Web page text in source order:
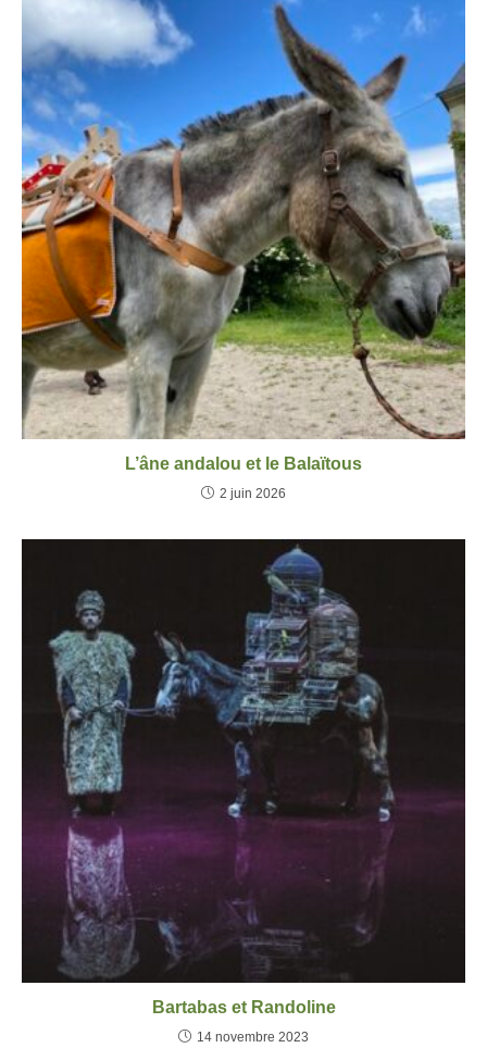
L’âne andalou et le Balaïtous
2 juin 2026
Bartabas et Randoline
14 novembre 2023